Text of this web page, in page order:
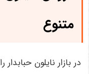
متنوع
در بازار نایلون